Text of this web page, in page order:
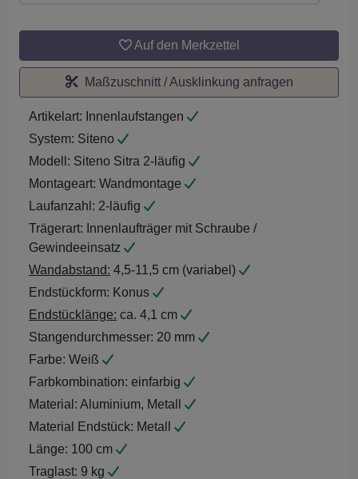
Auf den Merkzettel
Maßzuschnitt / Ausklinkung anfragen
Artikelart: Innenlaufstangen
System: Siteno
Modell: Siteno Sitra 2-läufig
Montageart: Wandmontage
Laufanzahl: 2-läufig
Trägerart: Innenlaufträger mit Schraube /
Gewindeeinsatz
Wandabstand: 4,5-11,5 cm (variabel)
Endstückform: Konus
Endstücklänge: ca. 4,1 cm
Stangendurchmesser: 20 mm
Farbe: Weiß
Farbkombination: einfarbig
Material: Aluminium, Metall
Material Endstück: Metall
Länge: 100 cm
Traglast: 9 kg